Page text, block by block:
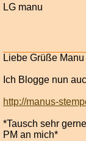
LG manu
Liebe Grüße Manu
Ich Blogge nun
http://manus-
*Tausch sehr
PM an mich*